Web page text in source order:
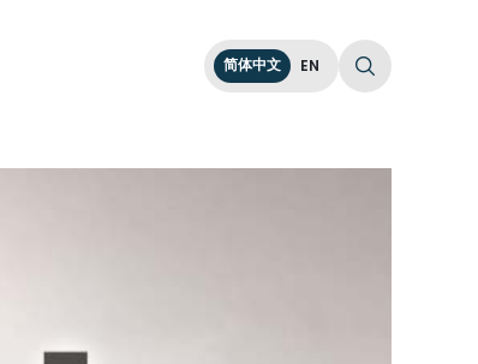
简体中文 EN